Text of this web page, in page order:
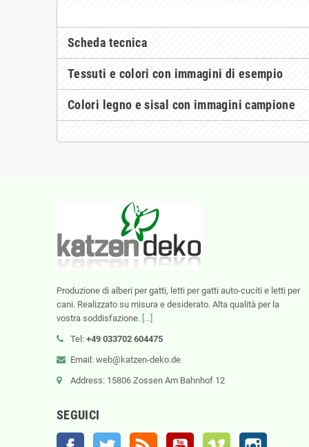
Scheda tecnica
Tessuti e colori con immagini di esempio
Colori legno e sisal con immagini campione
Produzione di alberi per gatti, letti per gatti auto-cuciti e letti per
cani. Realizzato su misura e desiderato. Alta qualità per la
vostra soddisfazione. [...]
Tel: +49 033702 604475
Email: web@katzen-deko.de
Address: 15806 Zossen Am Bahnhof 12
SEGUICI
Facebook Twitter YouTube Vimeo